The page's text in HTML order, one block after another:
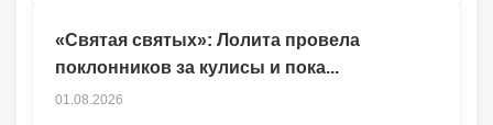
«Святая святых»: Лолита провела
поклонников за кулисы и пока...
01.08.2026